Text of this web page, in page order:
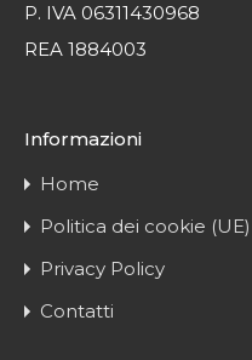
P. IVA 06311430968
REA 1884003
Informazioni
Home
Politica dei cookie (UE)
Privacy Policy
Contatti